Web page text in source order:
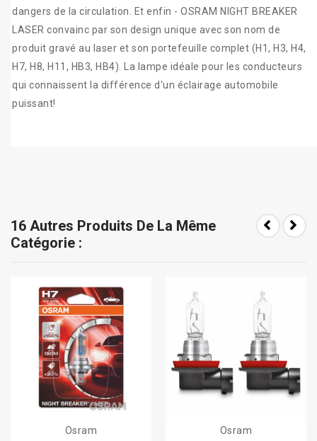
dangers de la circulation. Et enfin - OSRAM NIGHT BREAKER
LASER convainc par son design unique avec son nom de
produit gravé au laser et son portefeuille complet (H1, H3, H4,
H7, H8, H11, HB3, HB4). La lampe idéale pour les conducteurs
qui connaissent la différence d'un éclairage automobile
puissant!
16 Autres Produits De La Même
Catégorie :
Osram
Osram